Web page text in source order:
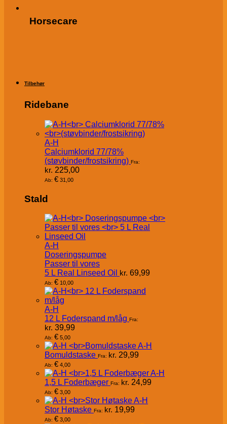
Horsecare
Tilbehør
Ridebane
A-H
Calciumklorid 77/78%
(støvbinder/frostsikring) Fra:
kr. 225,00
Ab: € 31,00
Stald
A-H
Doseringspumpe
Passer til vores
5 L Real Linseed Oil kr. 69,99
Ab: € 10,00
A-H
12 L Foderspand m/låg Fra:
kr. 39,99
Ab: € 5,00
A-H
Bomuldstaske Fra: kr. 29,99
Ab: € 4,00
A-H
1,5 L Foderbæger Fra: kr. 24,99
Ab: € 3,00
A-H
Stor Høtaske Fra: kr. 19,99
Ab: € 3,00